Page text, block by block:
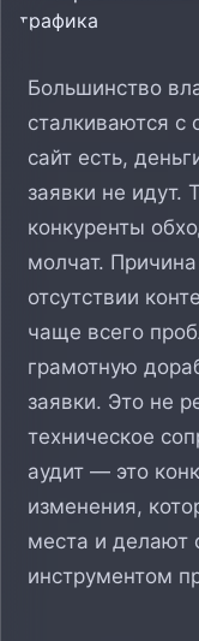
Большинство
сталкиваются с
сайт есть,
заявки не идут.
конкуренты
молчат.
отсутствии
чаще всего
грамотную
заявки. Это не
техническое
аудит — это
изменения,
места и делают
инструментом